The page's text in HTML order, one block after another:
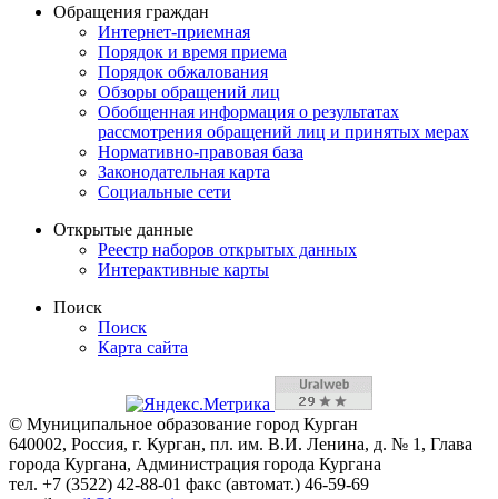
Обращения граждан
Интернет-приемная
Порядок и время приема
Порядок обжалования
Обзоры обращений лиц
Обобщенная информация о результатах
рассмотрения обращений лиц и принятых мерах
Нормативно-правовая база
Законодательная карта
Социальные сети
Открытые данные
Реестр наборов открытых данных
Интерактивные карты
Поиск
Поиск
Карта сайта
© Муниципальное образование город Курган
640002, Россия, г. Курган, пл. им. В.И. Ленина, д. № 1, Глава
города Кургана, Администрация города Кургана
тел. +7 (3522) 42-88-01 факс (автомат.) 46-59-69